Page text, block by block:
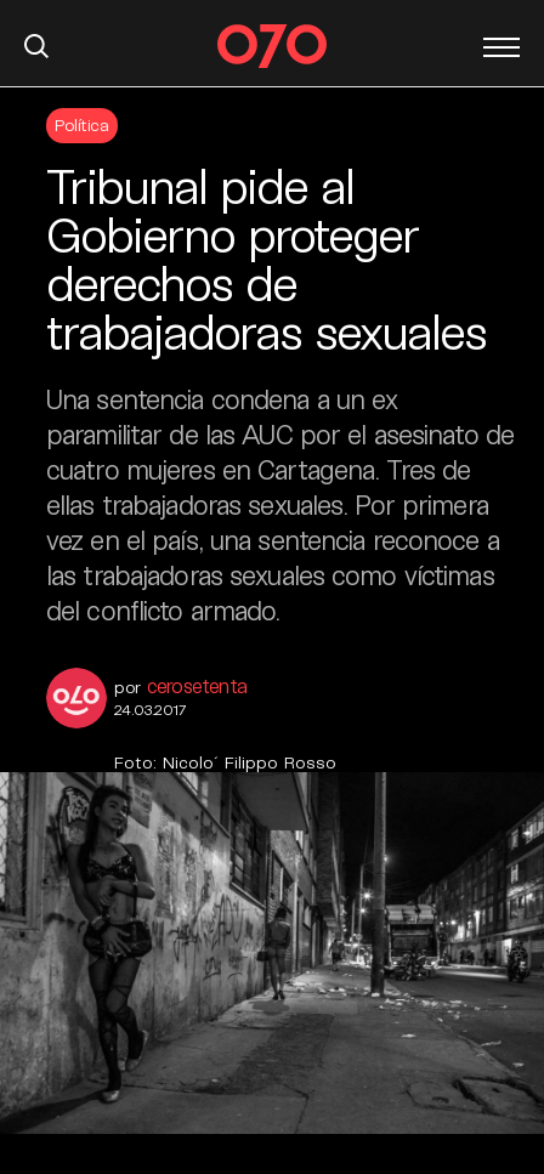
Política
Tribunal pide al
Gobierno proteger
derechos de
trabajadoras sexuales
Una sentencia condena a un ex
paramilitar de las AUC por el asesinato de
cuatro mujeres en Cartagena. Tres de
ellas trabajadoras sexuales. Por primera
vez en el país, una sentencia reconoce a
las trabajadoras sexuales como víctimas
del conflicto armado.
por cerosetenta
24.03.2017
Foto: Nicolo´ Filippo Rosso